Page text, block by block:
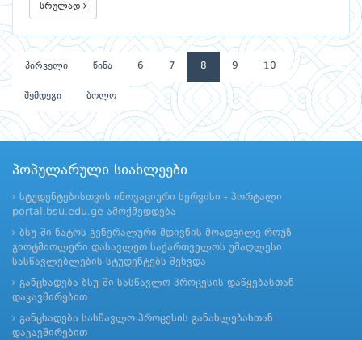
სრულად
პირველი წინა 6 7 8 9 10
შემდეგი ბოლო
პოპულარული სიახლეები
სტუდენტებისთვის ინოვაციური სერვისი - პორტალი
portal.bsu.edu.ge ამოქმედდება
ბსუ-ში ნატოს გენერალური მდივნის მოადგილე როუზ
გიოტმიოლერი დასავლეთ საქართველოს უმაღლესი
სასწავლებლების სტუდენტებს შეხვდა
განცხადება ბსუ-ში სასწავლო პროცესის დაწყებასთან
დაკავშირებით
განცხადება სასწავლო პროცესის განახლებასთან
დაკავშირებით